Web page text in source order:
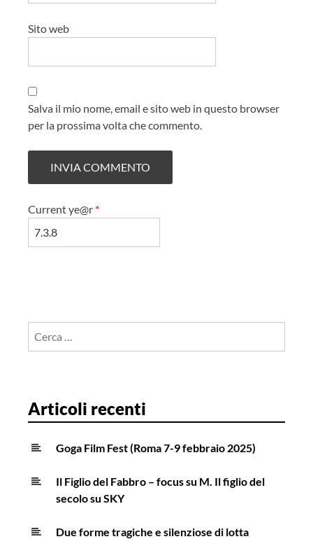
Sito web
Salva il mio nome, email e sito web in questo browser
per la prossima volta che commento.
Current ye@r *
Articoli recenti
Goga Film Fest (Roma 7-9 febbraio 2025)
Il Figlio del Fabbro – focus su M. Il figlio del
secolo su SKY
Due forme tragiche e silenziose di lotta